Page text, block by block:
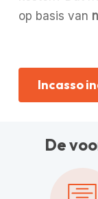
op basis van
Incasso
De